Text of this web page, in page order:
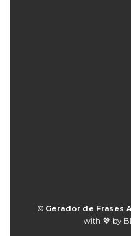
© Gerador de Frases
with 💖 by